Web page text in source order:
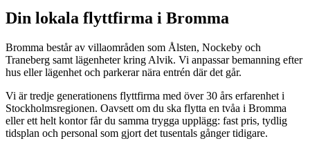
Din lokala flyttfirma i Bromma
Bromma består av villaområden som Ålsten, Nockeby och
Traneberg samt lägenheter kring Alvik. Vi anpassar bemanning efter
hus eller lägenhet och parkerar nära entrén där det går.
Vi är tredje generationens flyttfirma med över 30 års erfarenhet i
Stockholmsregionen. Oavsett om du ska flytta en tvåa i Bromma
eller ett helt kontor får du samma trygga upplägg: fast pris, tydlig
tidsplan och personal som gjort det tusentals gånger tidigare.